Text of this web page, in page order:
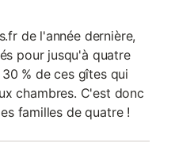
de l'année dernière,
pour jusqu'à quatre
% de ces gîtes qui
chambres. C'est donc
familles de quatre !